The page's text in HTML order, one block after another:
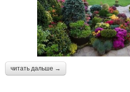
читать дальше →